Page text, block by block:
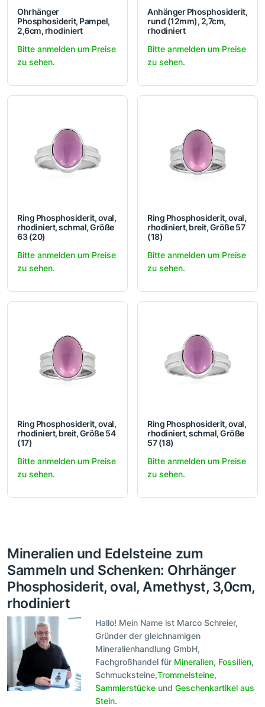
Ohrhänger
Phosphosiderit, Pampel,
2,6cm, rhodiniert
Bitte anmelden um Preise
zu sehen.
Anhänger Phosphosiderit,
rund (12mm), 2,7cm,
rhodiniert
Bitte anmelden um Preise
zu sehen.
Ring Phosphosiderit, oval,
rhodiniert, schmal, Größe
63 (20)
Bitte anmelden um Preise
zu sehen.
Ring Phosphosiderit, oval,
rhodiniert, breit, Größe 57
(18)
Bitte anmelden um Preise
zu sehen.
Ring Phosphosiderit, oval,
rhodiniert, breit, Größe 54
(17)
Bitte anmelden um Preise
zu sehen.
Ring Phosphosiderit, oval,
rhodiniert, schmal, Größe
57 (18)
Bitte anmelden um Preise
zu sehen.
Mineralien und Edelsteine zum
Sammeln und Schenken: Ohrhänger
Phosphosiderit, oval, Amethyst, 3,0cm,
rhodiniert
Hallo! Mein Name ist Marco Schreier,
Gründer der gleichnamigen
Mineralienhandlung GmbH,
Fachgroßhandel für Mineralien, Fossilien,
Schmucksteine,Trommelsteine,
Sammlerstücke undGeschenkartikel aus
Stein.